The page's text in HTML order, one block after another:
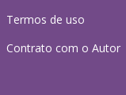
Termos de uso
Contrato com o Autor